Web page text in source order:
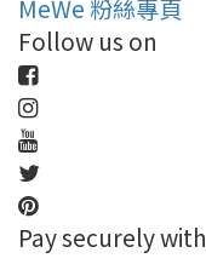
MeWe 粉絲專頁
Follow us on
Pay securely with